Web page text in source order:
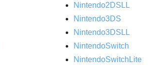
Nintendo2DSLL
Nintendo3DS
Nintendo3DSLL
NintendoSwitch
NintendoSwitchLite